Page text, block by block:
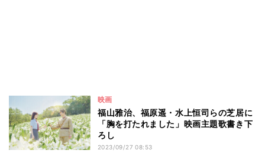
映画
福山雅治、福原遥・水上恒司らの芝居に
「胸を打たれました」映画主題歌書き下
ろし
2023/09/27 08:53